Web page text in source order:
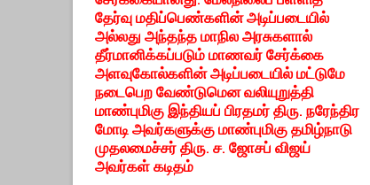
தேர்வு மதிப்பெண்களின் அடிப்படையில்
அல்லது அந்தந்த மாநில அரசுகளால்
தீர்மானிக்கப்படும் மாணவர் சேர்க்கை
அளவுகோல்களின் அடிப்படையில் மட்டுமே
நடைபெற வேண்டுமென வலியுறுத்தி
மாண்புமிகு இந்தியப் பிரதமர் திரு. நரேந்திர
மோடி அவர்களுக்கு மாண்புமிகு தமிழ்நாடு
முதலமைச்சர் திரு. ச. ஜோசப் விஜய்
அவர்கள் கடிதம்